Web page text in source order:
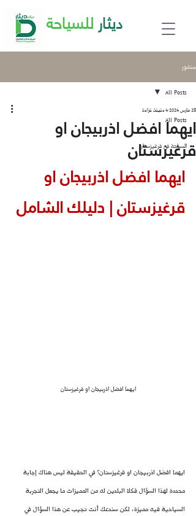
ديثار للسياحة
منشور
All Posts
السياحة في قرغيزستان
All Posts
ايهما افضل اذربيجان او
قرغيزستان
28 مارس 2024 4 دقيقة قراءة
ايهما افضل اذربيجان او
قرغيزستان | دليلك الشامل
ايهما افضل اذربيجان او قرغيزستان
ايهما افضل اذربيجان او قرغيزستان؟ في الحقيقة ليس هناك إجابة
محددة لهذا السؤال فكلا البلدين له من المميزات ما يجعل التجربة
السياحية فيه مميزة، لكن سندعك أنت تجيب عن هذا السؤال في